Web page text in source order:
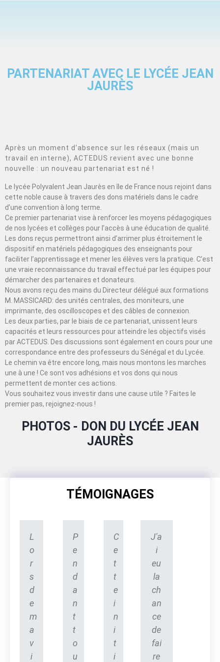
PARTENARIAT AVEC LE LYCÉE JEAN
JAURÈS
Après un moment d’absence sur les réseaux (mais un
travail en interne), ACTEDUS revient avec une bonne
nouvelle : un nouveau partenariat est né !
Le lycée Polyvalent Jean Jaurès en île de France nous rejoint dans
cette noble cause à travers des dons matériels dans le cadre
d’une convention à long terme.
Ce premier partenariat vise à renforcer les moyens pédagogiques
de nos lycées et collèges pour l’accès à une éducation de qualité.
Les dons reçus permettront ainsi d’arrimer plus étroitement le
dispositif en matériels pédagogiques des enseignants pour
faciliter l’apprentissage et mener les élèves vers la pratique. C’est
une vraie reconnaissance du travail effectué par les équipes pour
démarcher des partenaires et donateurs.
Nous avons reçu des mains du Directeur délégué aux formations
M. MASSICARD: des unités centrales, des moniteurs, une
imprimante, des oscilloscopes et des câbles de connexion.
Les deux parties, par le biais de ce partenariat, unissent leurs
capacités et leurs ressources pour atteindre les objectifs visés
par ACTEDUS. Des discussions sont également en cours pour une
correspondance entre des professeurs du Sénégal et du Lycée.
Le chemin va être encore long, mais nous montons les marches
une à une ! Ce sont vos adhésions et vos dons qui nous
permettent de monter ces actions.
Vous souhaitez vous investir dans une cause utile ? Faites le
premier pas, rejoignez-nous !
PHOTOS - DON DU LYCÉE JEAN
JAURÈS
TÉMOIGNAGES
L
o
r
s
d
e
m
a
v
i
P
e
n
d
a
n
t
t
o
u
C
e
t
t
e
i
n
i
t
i
J'a
i
eu
la
ch
an
ce
de
fai
re